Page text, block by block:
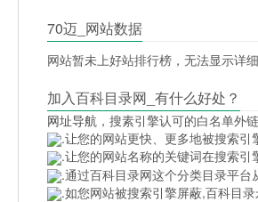
70迈_网站数据
网站暂未上好站排行榜，无法显示详细
加入百科目录网_有什么好处？
网址导航 ，搜素引擎认可的白名单外
.让您的网站更快、更多地被搜索引
.让您的网站名称的关键词在搜索
.通过百科目录网这个分类目录平
.如您网站被搜索引擎屏蔽,百科目